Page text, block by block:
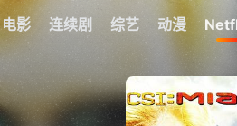
电影 连续剧 综艺 动漫